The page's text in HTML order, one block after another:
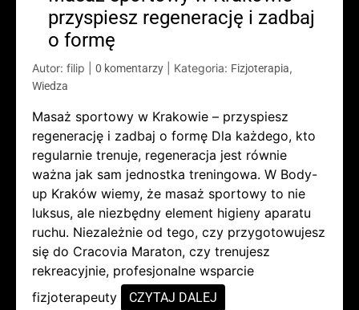
przyspiesz regenerację i zadbaj
o formę
Autor: filip 0 komentarzy Kategoria: Fizjoterapia,
Wiedza
Masaż sportowy w Krakowie – przyspiesz
regenerację i zadbaj o formę Dla każdego, kto
regularnie trenuje, regeneracja jest równie
ważna jak sam jednostka treningowa. W Body-
up Kraków wiemy, że masaż sportowy to nie
luksus, ale niezbędny element higieny aparatu
ruchu. Niezależnie od tego, czy przygotowujesz
się do Cracovia Maraton, czy trenujesz
rekreacyjnie, profesjonalne wsparcie
fizjoterapeuty
CZYTAJ DALEJ